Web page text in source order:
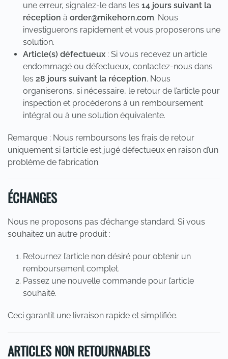
une erreur, signalez-le dans les 14 jours suivant la
réception à order@mikehorn.com. Nous
investiguerons rapidement et vous proposerons une
solution.
Article(s) défectueux : Si vous recevez un article
endommagé ou défectueux, contactez-nous dans
les 28 jours suivant la réception. Nous
organiserons, si nécessaire, le retour de l’article pour
inspection et procéderons à un remboursement
intégral ou à une solution équivalente.
Remarque : Nous remboursons les frais de retour
uniquement si l’article est jugé défectueux en raison d’un
problème de fabrication.
ÉCHANGES
Nous ne proposons pas d’échange standard. Si vous
souhaitez un autre produit :
Retournez l’article non désiré pour obtenir un
remboursement complet.
Passez une nouvelle commande pour l’article
souhaité.
Ceci garantit une livraison rapide et simplifiée.
ARTICLES NON RETOURNABLES